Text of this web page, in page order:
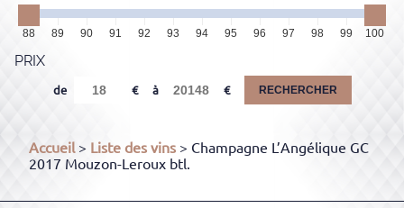
88 89 90 91 92 93 94 95 96 97 98 99 100
PRIX
de à RECHERCHER
Accueil> Liste des vins > Champagne L’Angélique GC
2017 Mouzon-Leroux btl.